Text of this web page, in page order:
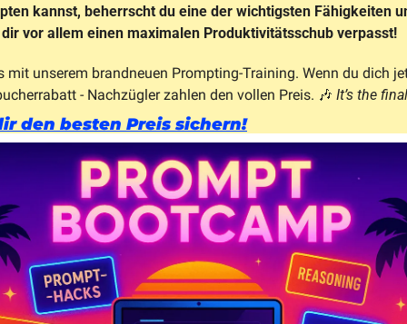
kannst, beherrscht du eine der wichtigsten Fähigkeiten
vor allem einen maximalen Produktivitätsschub verpasst!
mit unserem brandneuen Prompting-Training. Wenn du dich
- Nachzügler zahlen den vollen Preis. 🎶 It’s the
den besten Preis sichern!